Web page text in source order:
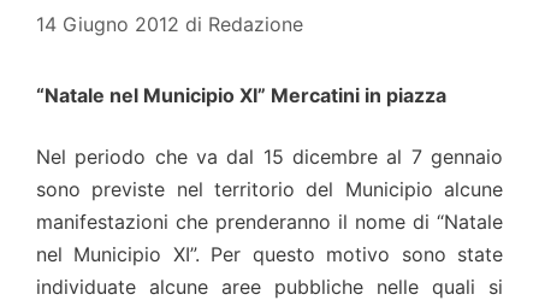
14 Giugno 2012 di Redazione
“Natale nel Municipio XI” Mercatini in piazza
Nel periodo che va dal 15 dicembre al 7 gennaio
sono previste nel territorio del Municipio alcune
manifestazioni che prenderanno il nome di “Natale
nel Municipio XI”. Per questo motivo sono state
individuate alcune aree pubbliche nelle quali si